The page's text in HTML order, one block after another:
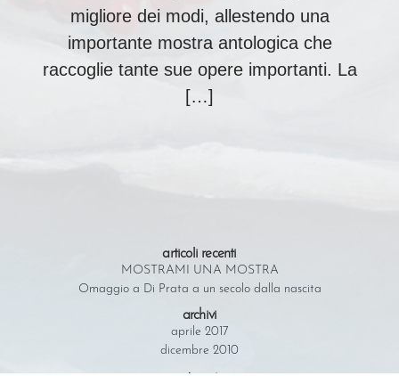
migliore dei modi, allestendo una
importante mostra antologica che
raccoglie tante sue opere importanti. La
[…]
articoli recenti
MOSTRAMI UNA MOSTRA
Omaggio a Di Prata a un secolo dalla nascita
archivi
aprile 2017
dicembre 2010